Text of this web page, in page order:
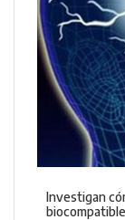
Investigan